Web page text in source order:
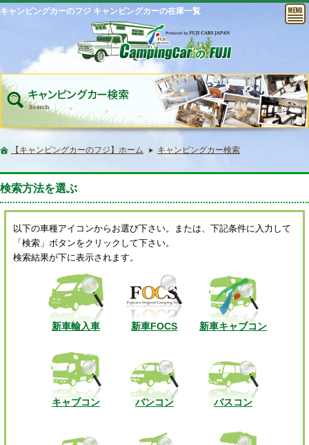
キャンピングカーのフジ キャンピングカーの在庫一覧
【キャンピングカーのフジ】ホーム キャンピングカー検索
検索方法を選ぶ
以下の車種アイコンからお選び下さい。または、下記条件に入力して
「検索」ボタンをクリックして下さい。
検索結果が下に表示されます。
新車輸入車 新車FOCS 新車キャブコン
キャブコン バンコン バスコン